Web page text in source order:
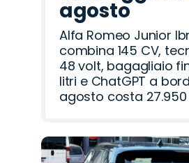
agosto
Alfa Romeo Junior
combina 145 CV,
48 volt, bagagliaio
litri e ChatGPT a
agosto costa 27.950